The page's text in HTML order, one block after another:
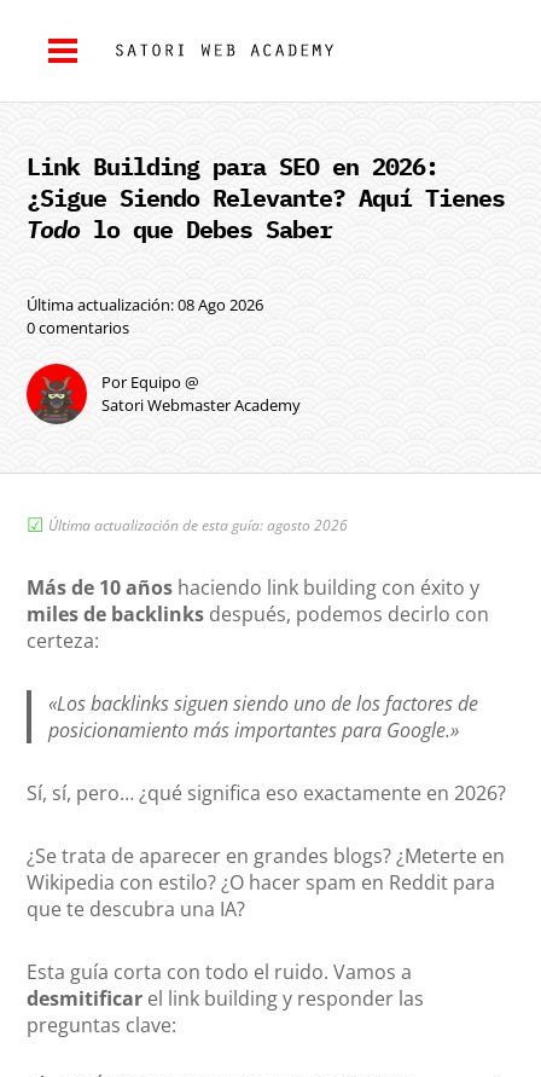
Link Building para SEO en 2026:
¿Sigue Siendo Relevante? Aquí Tienes
Todolo que Debes Saber
Última actualización: 08 Ago 2026
0 comentarios
Por Equipo @
Satori Webmaster Academy
☑︎ Última actualización de esta guía: agosto 2026
Más de 10 años haciendo link building con éxito y
miles de backlinks después, podemos decirlo con
certeza:
«Los backlinks siguen siendo uno de los factores de
posicionamiento más importantes para Google.»
Sí, sí, pero… ¿qué significa eso exactamente en 2026?
¿Se trata de aparecer en grandes blogs? ¿Meterte en
Wikipedia con estilo? ¿O hacer spam en Reddit para
que te descubra una IA?
Esta guía corta con todo el ruido. Vamos a
desmitificar el link building y responder las
preguntas clave: